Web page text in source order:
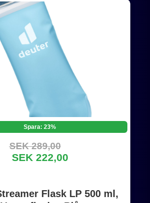
Spara: 23%
SEK 289,00
SEK 222,00
Flask LP 500 ml,